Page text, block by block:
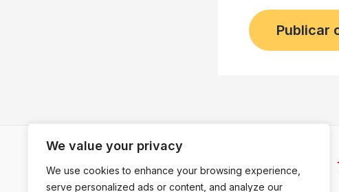
We value your privacy
We use cookies to enhance your browsing experience,
serve personalized ads or content, and analyze our